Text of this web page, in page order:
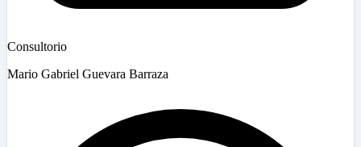
Consultorio
Mario Gabriel Guevara Barraza